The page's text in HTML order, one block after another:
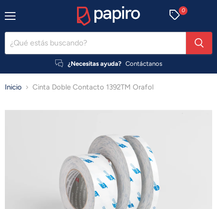
¿Necesitas ayuda? Contáctanos
0
Inicio Cinta Doble Contacto 1392TM Orafol